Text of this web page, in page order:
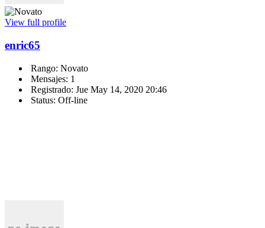
View full profile
enric65
Rango: Novato
Mensajes: 1
Registrado: Jue May 14, 2020 20:46
Status: Off-line